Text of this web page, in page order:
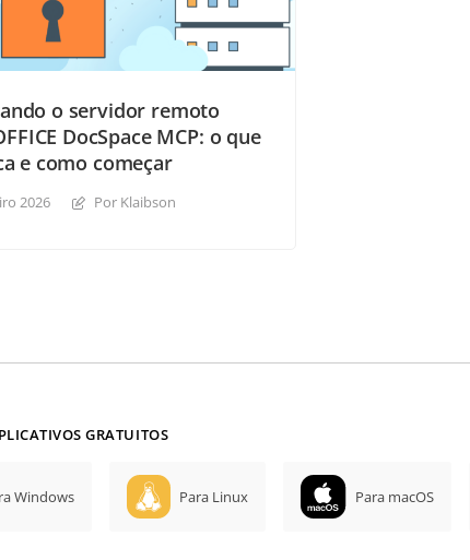
o servidor remoto
DocSpace MCP: o que
e como começar
2026 Por Klaibson
GRATUITOS
Windows Para Linux Para macOS